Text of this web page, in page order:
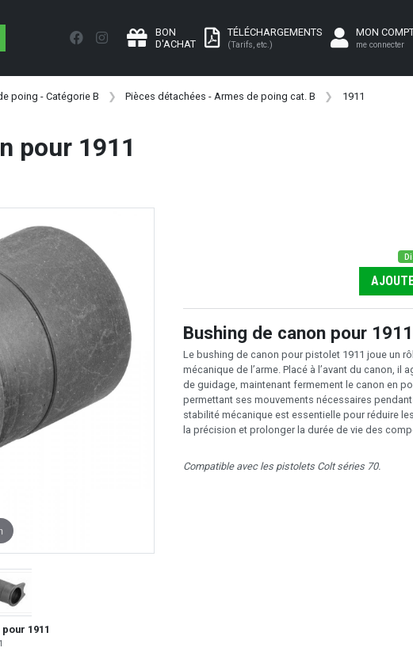
BON
D'ACHAT
TÉLÉCHARGEMENTS
(Tarifs, etc.)
MON
me connecter
poing - Catégorie B Pièces détachées - Armes de poing cat. B
1911
pour 1911
1911
Bushing de canon pour
Le bushing de canon pour pistolet 1911 joue un
mécanique de l’arme. Placé à l’avant du canon, il
de guidage, maintenant fermement le canon en
permettant ses mouvements nécessaires
stabilité mécanique est essentielle pour réduire
la précision et prolonger la durée de vie des
Compatible avec les pistolets Colt séries 70.